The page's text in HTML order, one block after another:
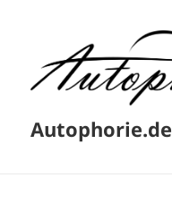
Autophorie.de